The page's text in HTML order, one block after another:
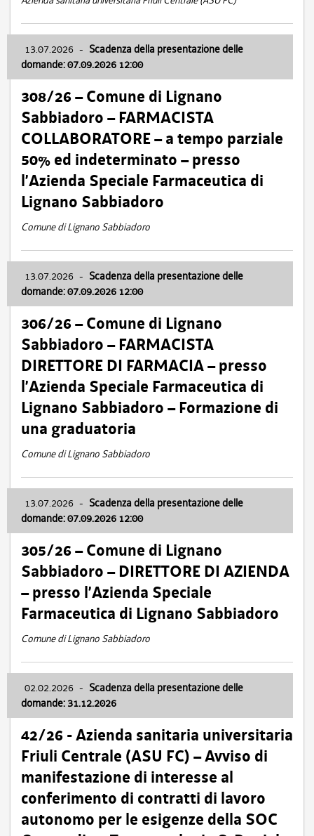
13.07.2026 - Scadenza della presentazione delle
domande: 07.09.2026 12:00
308/26 – Comune di Lignano
Sabbiadoro – FARMACISTA
COLLABORATORE – a tempo parziale
50% ed indeterminato – presso
l’Azienda Speciale Farmaceutica di
Lignano Sabbiadoro
Comune di Lignano Sabbiadoro
13.07.2026 - Scadenza della presentazione delle
domande: 07.09.2026 12:00
306/26 – Comune di Lignano
Sabbiadoro – FARMACISTA
DIRETTORE DI FARMACIA – presso
l’Azienda Speciale Farmaceutica di
Lignano Sabbiadoro – Formazione di
una graduatoria
Comune di Lignano Sabbiadoro
13.07.2026 - Scadenza della presentazione delle
domande: 07.09.2026 12:00
305/26 – Comune di Lignano
Sabbiadoro – DIRETTORE DI AZIENDA
– presso l’Azienda Speciale
Farmaceutica di Lignano Sabbiadoro
Comune di Lignano Sabbiadoro
02.02.2026 - Scadenza della presentazione delle
domande: 31.12.2026
42/26 - Azienda sanitaria universitaria
Friuli Centrale (ASU FC) – Avviso di
manifestazione di interesse al
conferimento di contratti di lavoro
autonomo per le esigenze della SOC